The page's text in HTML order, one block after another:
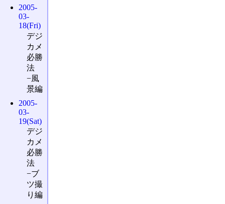
2005-
03-
18(Fri)
デジ
カメ
必勝
法
−風
景編
2005-
03-
19(Sat)
デジ
カメ
必勝
法
−ブ
ツ撮
り編